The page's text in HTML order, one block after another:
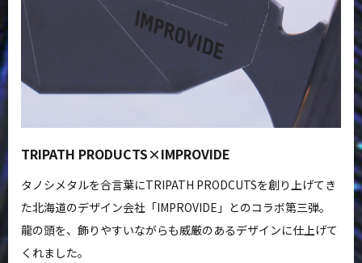
TRIPATH PRODUCTS×IMPROVIDE
タノシメタルを合言葉にTRIPATH PRODCUTSを創り上げてき
た北海道のデザイン会社「IMPROVIDE」とのコラボ第三弾。
龍の頭を、飾りやすいながらも威厳のあるデザインに仕上げて
くれました。